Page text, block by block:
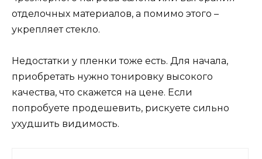
отделочных материалов, а помимо этого –
укрепляет стекло.
Недостатки у пленки тоже есть. Для начала,
приобретать нужно тонировку высокого
качества, что скажется на цене. Если
попробуете продешевить, рискуете сильно
ухудшить видимость.